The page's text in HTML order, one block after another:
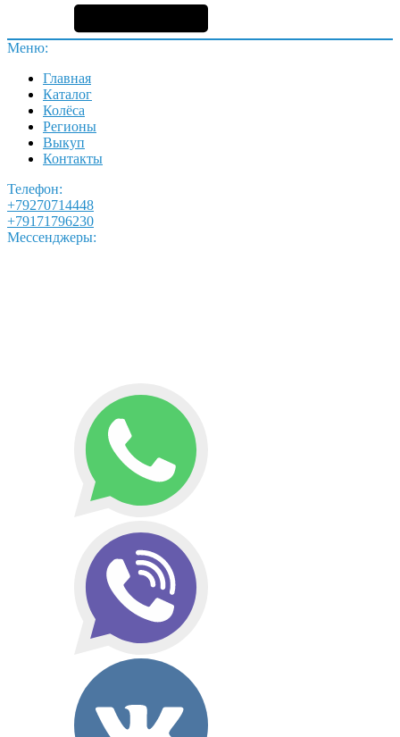
Меню:
Главная
Каталог
Колёса
Регионы
Выкуп
Контакты
Телефон:
+79270714448
+79171796230
Мессенджеры: